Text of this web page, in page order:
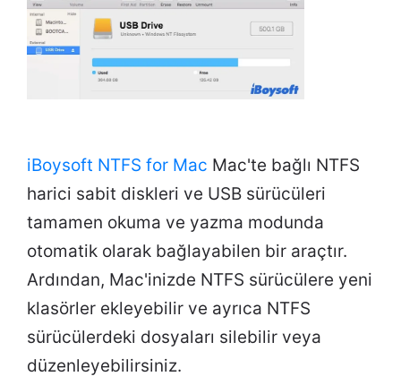
iBoysoft NTFS for Mac Mac'te bağlı NTFS
harici sabit diskleri ve USB sürücüleri
tamamen okuma ve yazma modunda
otomatik olarak bağlayabilen bir araçtır.
Ardından, Mac'inizde NTFS sürücülere yeni
klasörler ekleyebilir ve ayrıca NTFS
sürücülerdeki dosyaları silebilir veya
düzenleyebilirsiniz.